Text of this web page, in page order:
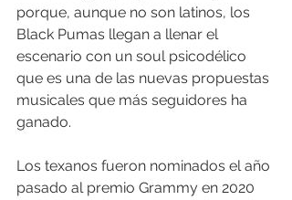
porque, aunque no son latinos, los
Black Pumas llegan a llenar el
escenario con un soul psicodélico
que es una de las nuevas propuestas
musicales que más seguidores ha
ganado.
Los texanos fueron nominados el año
pasado al premio Grammy en 2020